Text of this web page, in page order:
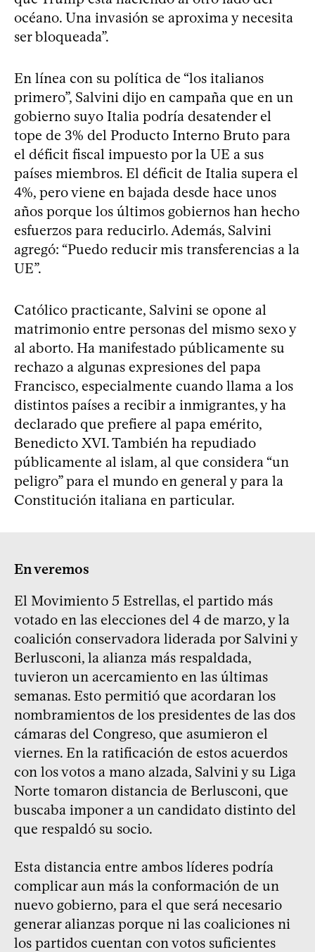
océano. Una invasión se aproxima y necesita
ser bloqueada”.
En línea con su política de “los italianos
primero”, Salvini dijo en campaña que en un
gobierno suyo Italia podría desatender el
tope de 3% del Producto Interno Bruto para
el déficit fiscal impuesto por la UE a sus
países miembros. El déficit de Italia supera el
4%, pero viene en bajada desde hace unos
años porque los últimos gobiernos han hecho
esfuerzos para reducirlo. Además, Salvini
agregó: “Puedo reducir mis transferencias a la
UE”.
Católico practicante, Salvini se opone al
matrimonio entre personas del mismo sexo y
al aborto. Ha manifestado públicamente su
rechazo a algunas expresiones del papa
Francisco, especialmente cuando llama a los
distintos países a recibir a inmigrantes, y ha
declarado que prefiere al papa emérito,
Benedicto XVI. También ha repudiado
públicamente al islam, al que considera “un
peligro” para el mundo en general y para la
Constitución italiana en particular.
En veremos
El Movimiento 5 Estrellas, el partido más
votado en las elecciones del 4 de marzo, y la
coalición conservadora liderada por Salvini y
Berlusconi, la alianza más respaldada,
tuvieron un acercamiento en las últimas
semanas. Esto permitió que acordaran los
nombramientos de los presidentes de las dos
cámaras del Congreso, que asumieron el
viernes. En la ratificación de estos acuerdos
con los votos a mano alzada, Salvini y su Liga
Norte tomaron distancia de Berlusconi, que
buscaba imponer a un candidato distinto del
que respaldó su socio.
Esta distancia entre ambos líderes podría
complicar aun más la conformación de un
nuevo gobierno, para el que será necesario
generar alianzas porque ni las coaliciones ni
los partidos cuentan con votos suficientes